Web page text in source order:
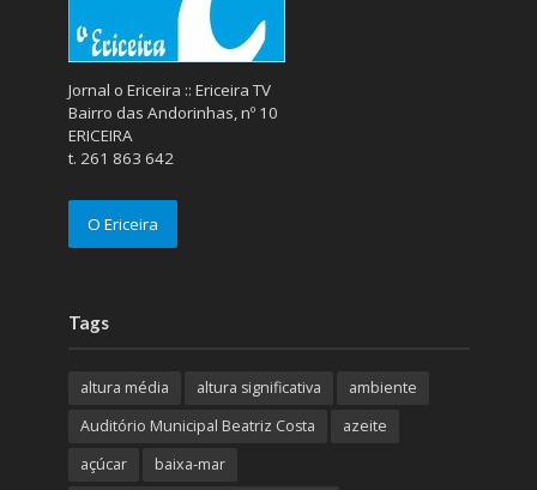
Jornal o Ericeira :: Ericeira TV
Bairro das Andorinhas, nº 10
ERICEIRA
t. 261 863 642
O Ericeira
Tags
altura média altura significativa
ambiente
Auditório Municipal Beatriz Costa
azeite
açúcar
baixa-mar